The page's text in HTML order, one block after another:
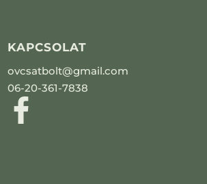
KAPCSOLAT
ovcsatbolt@gmail.com
06-20-361-7838